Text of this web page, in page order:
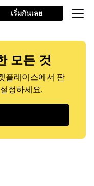
เริ่มกันเลย
모든 것
플레이스에서 판
정하세요.